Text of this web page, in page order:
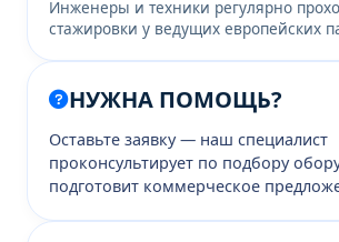
Инженеры и техники регулярно
стажировки у ведущих европейских
НУЖНА ПОМОЩЬ?
Оставьте заявку — наш специалист
проконсультирует по подбору
подготовит коммерческое